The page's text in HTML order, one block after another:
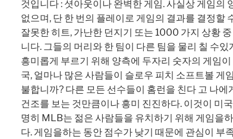
것입니다 : 셧아웃이나 완벽한 게임. 사실상 게임의
없으며, 단 한 번의 플레이로 게임의 결과를 결정할
잘못한 히트, 가난한 던지기 또는 1000 가지 상황
니다. 그들의 머리와 한 팀이 다른 팀을 물리 칠 수
흥미롭게 부르기 위해 양측에 두자리 숫자의 게임
국, 얼마나 많은 사람들이 슬로우 피치 소프트볼 게
불합니까? 다른 모든 선수들이 홈런을 친다 고 나에
건조를 보는 것만큼이나 흥미 진진하다. 이것이 미
명히 MLB는 젊은 사람들을 유치하기 위해 게임을
다. 게임을하는 동안 점수가 낮기 때문에 관심이 부